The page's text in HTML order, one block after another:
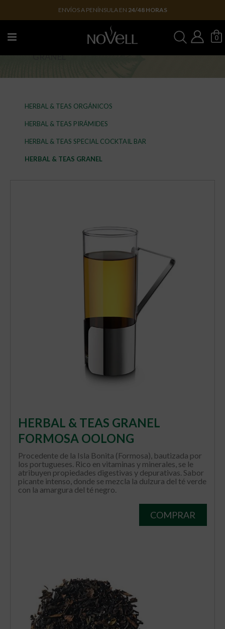
ENVÍOS A PENÍNSULA EN 24/48 HORAS
0
HERBAL & TEAS
GRANEL
HERBAL & TEAS ORGÁNICOS
HERBAL & TEAS PIRÁMIDES
HERBAL & TEAS SPECIAL COCKTAIL BAR
HERBAL & TEAS GRANEL
HERBAL & TEAS GRANEL
FORMOSA OOLONG
Procedente de la Isla Bonita (Formosa), bautizada por
los portugueses. Rico en vitaminas y minerales, se le
atribuyen propiedades digestivas y depurativas. Sabor
picante intenso, donde se mezcla la dulzura del té verde
con la amargura del té negro.
COMPRAR